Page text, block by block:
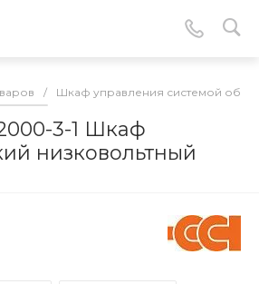
/ Шкаф управления системой
3-1 Шкаф
низковольтный